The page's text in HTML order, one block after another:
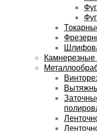
Камнерезные